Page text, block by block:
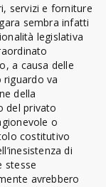
servizi e forniture
sembra infatti
legislativa
a causa delle
riguardo va
della
del privato
o
costitutivo
di
stesse
avrebbero